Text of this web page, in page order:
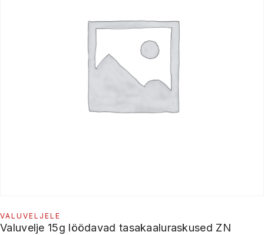
VALUVELJELE
Valuvelje 15g löödavad tasakaaluraskused ZN